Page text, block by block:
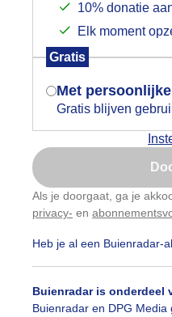
10% donatie
Elk moment
Gratis
Met
Gratis blijven
Als je doorgaat, ga je
privacy- en
Heb je al een Buienradar-
Buienradar is onderdeel
Buienradar en DPG Media
Indien je hier nog
gegeven,
je browser
Is goed,
Nu niet,
Gebruik je Safari en wil
Klikhierom